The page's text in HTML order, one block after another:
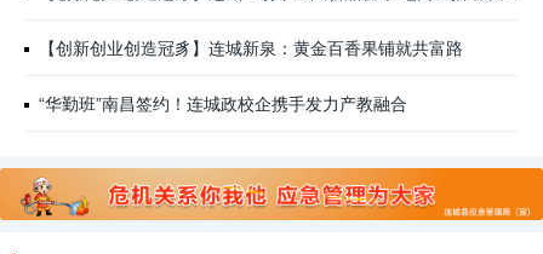
【创新创业创造冠豸】连城新泉：黄金百香果铺就共富路
“华勤班”南昌签约！连城政校企携手发力产教融合